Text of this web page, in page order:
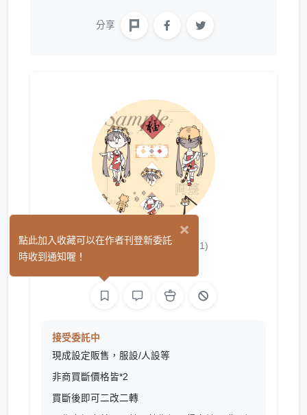
分享
阿芸.售設帳 (1)
接受委託中
現成設定販售，服設/人設等
非商買斷價格皆*2
買斷後即可二改二轉
×
點此加入收藏可以在作者刊登新委託
時收到通知喔！